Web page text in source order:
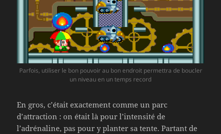
Parfois, utiliser le bon pouvoir au bon endroit permettra de boucler
un niveau en un temps record
En gros, c’était exactement comme un parc
d’attraction : on était là pour l’intensité de
l’adrénaline, pas pour y planter sa tente. Partant de